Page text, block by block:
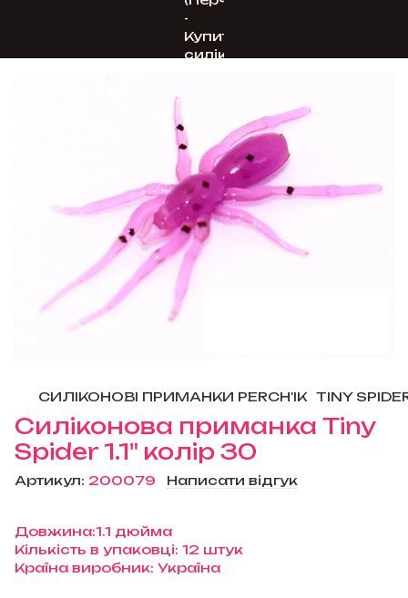
СИЛІКОНОВІ ПРИМАНКИ PERCH'IK TINY
Силіконова приманка Tiny
Spider 1.1" колір 30
Артикул: 200079 Написати відгук
Довжина:1.1 дюйма
Кількість в упаковці: 12 штук
Країна виробник: Україна